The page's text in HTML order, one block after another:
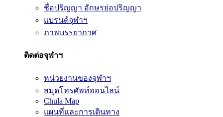
ชื่อปริญญา อักษรย่อปริญญา
แบรนด์จุฬาฯ
ภาพบรรยากาศ
ติดต่อจุฬาฯ
หน่วยงานของจุฬาฯ
สมุดโทรศัพท์ออนไลน์
Chula Map
แผนที่และการเดินทาง